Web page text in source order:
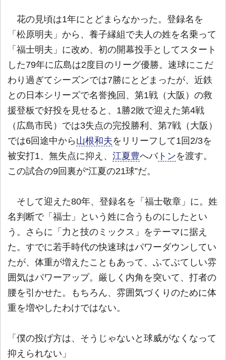
花の見頃は1年にとどまらなかった。登録名を
「松原明夫」から、養子縁組で夫人の姓を名乗って
「福士明夫」に改め、初の開幕投手としてスタート
した79年に広島は2度目のリーグ優勝。速球にこだ
わり過ぎてシーズンでは7勝にとどまったが、近鉄
との日本シリーズで名誉挽回、第1戦（大阪）の救
援登板で好投を見せると、1勝2敗で迎えた第4戦
（広島市民）では3失点の完投勝利、第7戦（大阪）
では6回途中から 山根和夫をリリーフして1回2/3を
被安打1、無失点に抑え、 江夏豊へバトンを渡す。
この試合の9回裏が“江夏の21球”だ。
そして迎えた80年、登録名を「福士敬章」に。姓
名判断で「福士」という姓に合うものにしたとい
う。さらに「力と技のミックス」をテーマに据え
た。すでに若手時代の快速球はパワーダウンしてい
たが、体重が増えたこともあって、ふてぶてしい雰
囲気はパワーアップ。厳しく内角を突いて、打者の
腰を引かせた。もちろん、雰囲気づくりのために体
重を増やしたわけではない。
「僕の投げ方は、そうじゃないと球威がなくなって
抑えられない」